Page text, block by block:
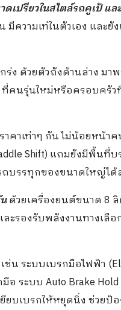
ดเปรียวในสไตล์รถคูเป้ แ
วามเท่ในตัวเอง และยั
ร่ง ด้วยตัวถังด้านล่าง ม
ที่คนรุ่นใหม่หรือครอบค
าคาเท่าๆ กัน ไม่น้อยหน้
Shift) แถมยังมีพื้นที่
บรรทุกของขนาดใหญ่ได้
ด้วยเครื่องยนต์ขนาด 8 ลิ
ะรองรับพลังงานทางเลื
ช่น ระบบเบรกมือไฟฟ้า
ระบบ Auto Brake Hold
บเบรกให้หยุดนิ่ง ช่วยป้